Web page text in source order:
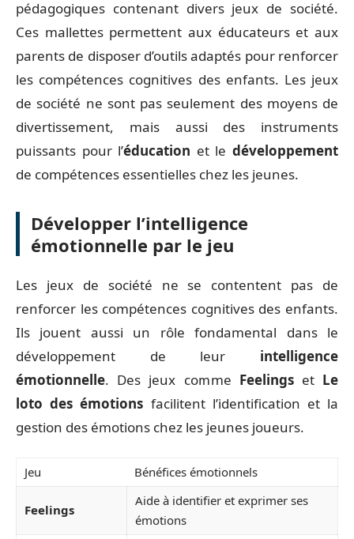
pédagogiques contenant divers jeux de société.
Ces mallettes permettent aux éducateurs et aux
parents de disposer d’outils adaptés pour renforcer
les compétences cognitives des enfants. Les jeux
de société ne sont pas seulement des moyens de
divertissement, mais aussi des instruments
puissants pour l’éducation et ledéveloppement
de compétences essentielles chez les jeunes.
Développer l’intelligence
émotionnelle par le jeu
Les jeux de société ne se contentent pas de
renforcer les compétences cognitives des enfants.
Ils jouent aussi un rôle fondamental dans le
développement de leur intelligence
émotionnelle. Des jeux comme Feelingset Le
loto des émotions facilitent l’identification et la
gestion des émotions chez les jeunes joueurs.
Jeu Bénéfices émotionnels
Feelings
Aide à identifier et exprimer ses
émotions